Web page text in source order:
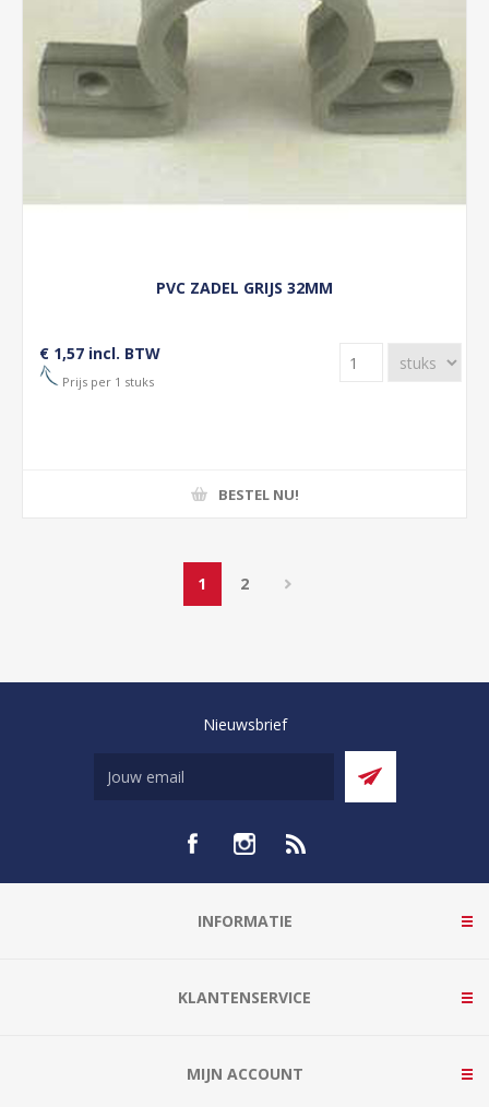
PVC ZADEL GRIJS 32MM
€ 1,57 incl. BTW
Prijs per 1 stuks
BESTEL NU!
1 2
Nieuwsbrief
INFORMATIE
KLANTENSERVICE
MIJN ACCOUNT